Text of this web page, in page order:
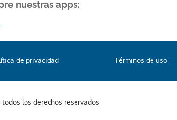
nuestras apps:
de privacidad Términos de uso
los derechos reservados